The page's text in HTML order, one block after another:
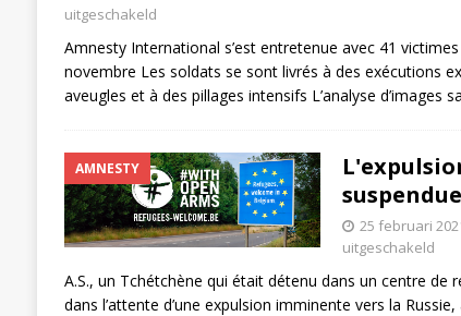
uitgeschakeld
Amnesty International s’est entretenue avec 41
novembre Les soldats se sont livrés à des exécutions
aveugles et à des pillages intensifs L’analyse d’images
AMNESTY
suspendue
25 februari
uitgeschakeld
A.S., un Tchétchène qui était détenu dans un centre de
dans l’attente d’une expulsion imminente vers la